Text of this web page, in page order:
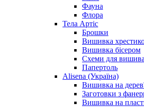
Фауна
Флора
Тела Артіс
Брошки
Вишивка
Вишивка бісером
Схеми для
Папертоль
Alisena (Україна)
Вишивка на
Заготовки з
Вишивка на